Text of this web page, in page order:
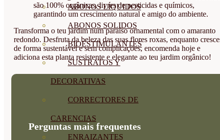
ABONOS LÍQUIDOS
ABONOS SOLIDOS
BIOESTIMULANTES
SUSTRATOS Y
DECORATIVAS
CORRECTORES DE
CARENCIAS
ENRAIZANTES
são 100% orgânicas, livres de pesticidas e químicos,
garantindo um crescimento natural e amigo do ambiente.
Transforma o teu jardim num paraíso ornamental com o amaranto
redondo. Desfruta da beleza das suas flores roxas, enquanto
de forma sustentável e sem complicações, encomenda hoje e
adiciona esta planta resistente e elegante ao teu jardim orgânico!
Perguntas mais frequentes